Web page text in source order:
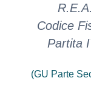
Codice
Partita
(GU Parte